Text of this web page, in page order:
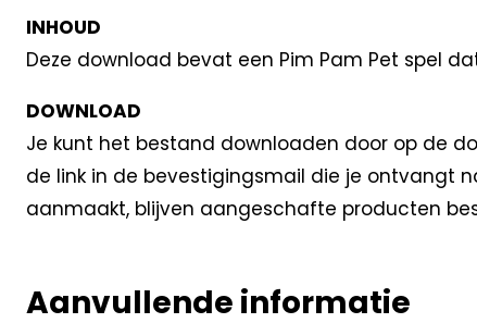
INHOUD
Deze download bevat een Pim Pam Pet spel
DOWNLOAD
Je kunt het bestand downloaden door op de
de link in de bevestigingsmail die je ontvangt
aanmaakt, blijven aangeschafte producten
Aanvullende informatie